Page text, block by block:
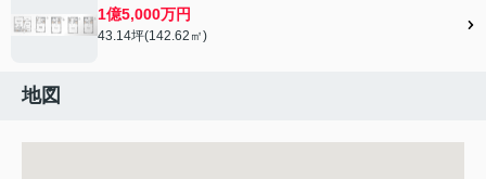
1億5,000万円
43.14坪(142.62㎡)
地図